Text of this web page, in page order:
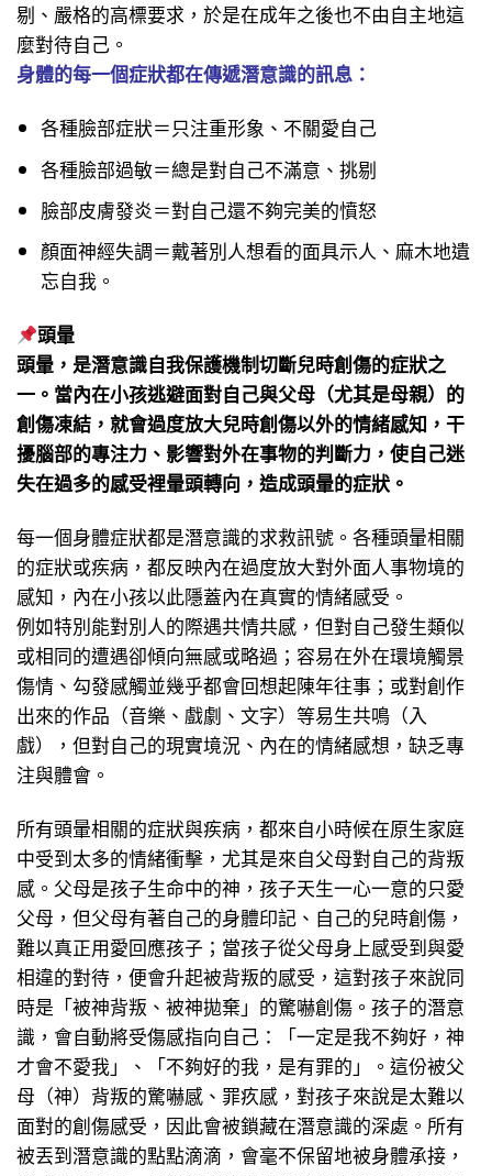
剔、嚴格的高標要求，於是在成年之後也不由自主地這
麼對待自己。
身體的每一個症狀都在傳遞潛意識的訊息：
各種臉部症狀＝只注重形象、不關愛自己
各種臉部過敏＝總是對自己不滿意、挑剔
臉部皮膚發炎＝對自己還不夠完美的憤怒
顏面神經失調＝戴著別人想看的面具示人、麻木地遺
忘自我。
頭暈
頭暈，是潛意識自我保護機制切斷兒時創傷的症狀之
一。當內在小孩逃避面對自己與父母（尤其是母親）的
創傷凍結，就會過度放大兒時創傷以外的情緒感知，干
擾腦部的專注力、影響對外在事物的判斷力，使自己迷
失在過多的感受裡暈頭轉向，造成頭暈的症狀。
每一個身體症狀都是潛意識的求救訊號。各種頭暈相關
的症狀或疾病，都反映內在過度放大對外面人事物境的
感知，內在小孩以此隱蓋內在真實的情緒感受。
例如特別能對別人的際遇共情共感，但對自己發生類似
或相同的遭遇卻傾向無感或略過；容易在外在環境觸景
傷情、勾發感觸並幾乎都會回想起陳年往事；或對創作
出來的作品（音樂、戲劇、文字）等易生共鳴（入
戲），但對自己的現實境況、內在的情緒感想，缺乏專
注與體會。
所有頭暈相關的症狀與疾病，都來自小時候在原生家庭
中受到太多的情緒衝擊，尤其是來自父母對自己的背叛
感。父母是孩子生命中的神，孩子天生一心一意的只愛
父母，但父母有著自己的身體印記、自己的兒時創傷，
難以真正用愛回應孩子；當孩子從父母身上感受到與愛
相違的對待，便會升起被背叛的感受，這對孩子來說同
時是「被神背叛、被神拋棄」的驚嚇創傷。孩子的潛意
識，會自動將受傷感指向自己：「一定是我不夠好，神
才會不愛我」、「不夠好的我，是有罪的」。這份被父
母（神）背叛的驚嚇感、罪疚感，對孩子來說是太難以
面對的創傷感受，因此會被鎖藏在潛意識的深處。所有
被丟到潛意識的點點滴滴，會毫不保留地被身體承接，